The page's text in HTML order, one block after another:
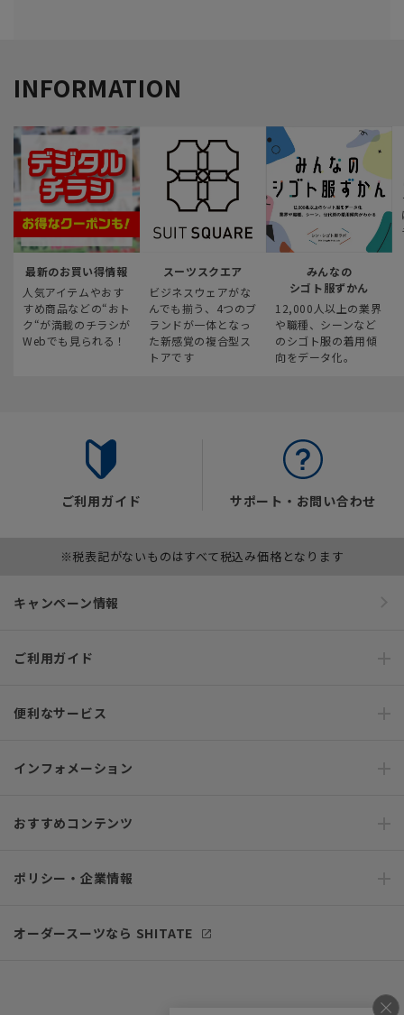
INFORMATION
最新のお買い得情報
人気アイテムやおす
すめ商品などの“おト
ク“が満載のチラシが
Webでも見られる！
スーツスクエア
ビジネスウェアがな
んでも揃う、4つのブ
ランドが一体となっ
た新感覚の複合型ス
トアです
みんなの
シゴト服ずかん
12,000人以上の業界
や職種、シーンなど
のシゴト服の着用傾
向をデータ化。
ご利用ガイド サポート・お問い合わせ
※税表記がないものはすべて税込み価格となります
キャンペーン情報
ご利用ガイド
便利なサービス
インフォメーション
おすすめコンテンツ
ポリシー・企業情報
オーダースーツなら SHITATE